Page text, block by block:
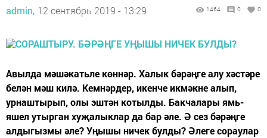
admin, 12 сентябрь 2019 - 13:29 1464 0 0
Авылда мәшәкатьле көннәр. Халык бәрәңге алу хәстәре
белән мәш килә. Кемнәрдер, икенче икмәкне алып,
урнаштырып, олы эштән котылды. Бакчалары ямь-
яшел утырган хуҗалыклар да бар әле. Ә сез бәрәңге
алдыгызмы әле? Уңышы ничек булды? Әлеге сораулар